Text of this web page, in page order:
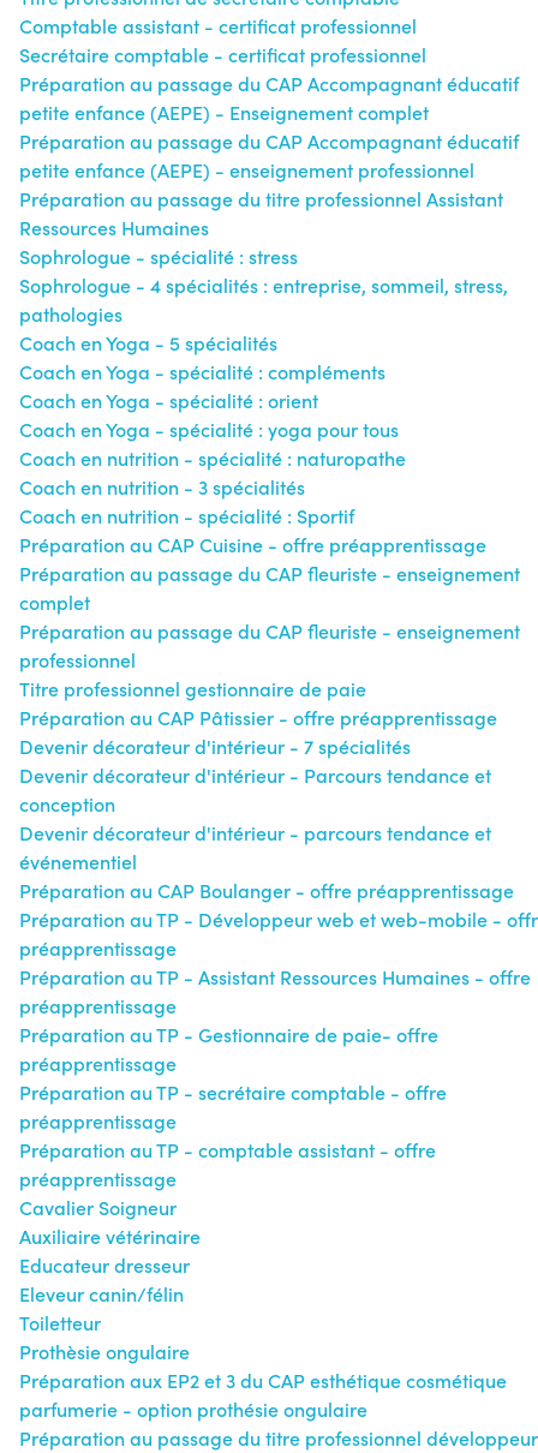
Comptable assistant - certificat professionnel
Secrétaire comptable - certificat professionnel
Préparation au passage du CAP Accompagnant éducatif
petite enfance (AEPE) - Enseignement complet
Préparation au passage du CAP Accompagnant éducatif
petite enfance (AEPE) - enseignement professionnel
Préparation au passage du titre professionnel Assistant
Ressources Humaines
Sophrologue - spécialité : stress
Sophrologue - 4 spécialités : entreprise, sommeil, stress,
pathologies
Coach en Yoga - 5 spécialités
Coach en Yoga - spécialité : compléments
Coach en Yoga - spécialité : orient
Coach en Yoga - spécialité : yoga pour tous
Coach en nutrition - spécialité : naturopathe
Coach en nutrition - 3 spécialités
Coach en nutrition - spécialité : Sportif
Préparation au CAP Cuisine - offre préapprentissage
Préparation au passage du CAP fleuriste - enseignement
complet
Préparation au passage du CAP fleuriste - enseignement
professionnel
Titre professionnel gestionnaire de paie
Préparation au CAP Pâtissier - offre préapprentissage
Devenir décorateur d'intérieur - 7 spécialités
Devenir décorateur d'intérieur - Parcours tendance et
conception
Devenir décorateur d'intérieur - parcours tendance et
événementiel
Préparation au CAP Boulanger - offre préapprentissage
Préparation au TP - Développeur web et web-mobile -
préapprentissage
Préparation au TP - Assistant Ressources Humaines - offre
préapprentissage
Préparation au TP - Gestionnaire de paie- offre
préapprentissage
Préparation au TP - secrétaire comptable - offre
préapprentissage
Préparation au TP - comptable assistant - offre
préapprentissage
Cavalier Soigneur
Auxiliaire vétérinaire
Educateur dresseur
Eleveur canin/félin
Toiletteur
Prothèsie ongulaire
Préparation aux EP2 et 3 du CAP esthétique cosmétique
parfumerie - option prothésie ongulaire
Préparation au passage du titre professionnel développeur